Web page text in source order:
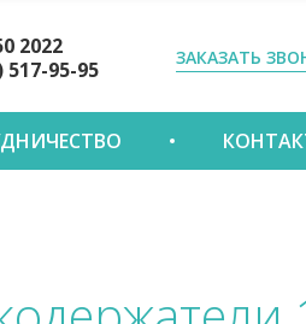
2022
517-95-95
ЗАКАЗАТЬ